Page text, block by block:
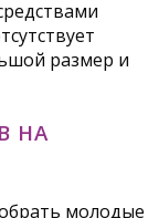
размер и
НА
молодые